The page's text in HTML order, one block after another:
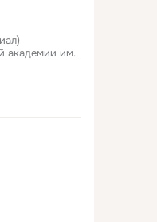
академии им.